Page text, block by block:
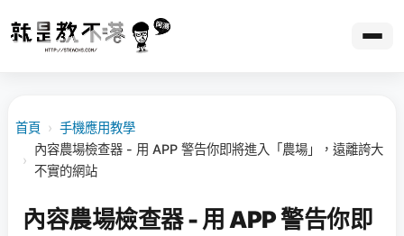
首頁 › 手機應用教學
›
內容農場檢查器 - 用 APP 警告你即將進入「農場」，遠離誇大
不實的網站
內容農場檢查器 - 用 APP 警告你即